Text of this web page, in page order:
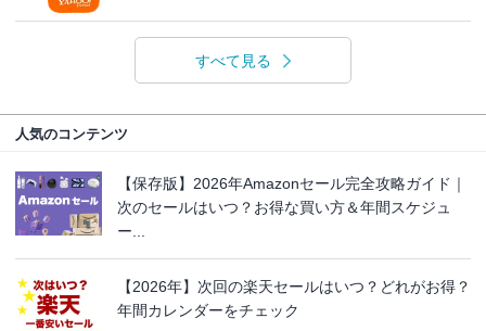
すべて見る
人気のコンテンツ
【保存版】2026年Amazonセール完全攻略ガイド｜
次のセールはいつ？お得な買い方＆年間スケジュ
ー...
【2026年】次回の楽天セールはいつ？どれがお得？
年間カレンダーをチェック